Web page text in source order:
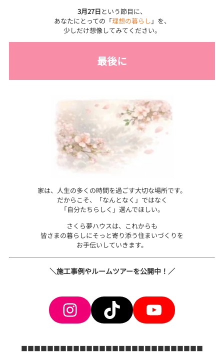
3月27日という節目に、
あなたにとっての「理想の暮らし 」を、
少しだけ想像してみてください。
最後に
家は、人生の多くの時間を過ごす大切な場所です。
だからこそ、「なんとなく」ではなく
「自分たちらしく」選んでほしい。
さくら夢ハウスは、これからも
皆さまの暮らしにそっと寄り添う住まいづくりを
お手伝いしていきます。
＼施工事例やルームツアーを公開中！／
Instagram
TikTokYouTube
■■■■■■■■■■■■■■■■■■■■■■■■■■■■